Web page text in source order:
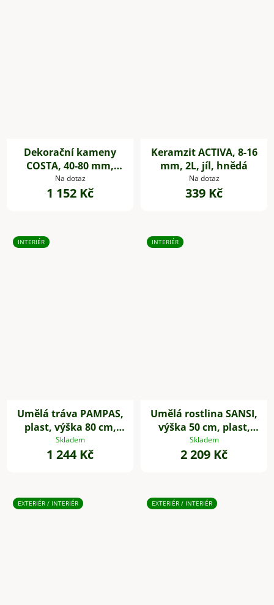
Dekorační kameny
COSTA, 40-80 mm,
plast, šedá
Na dotaz
1 152 Kč
Keramzit ACTIVA, 8-16
mm, 2L, jíl, hnědá
Na dotaz
339 Kč
INTERIÉR
Umělá tráva PAMPAS,
plast, výška 80 cm,
zelená
Skladem
1 244 Kč
INTERIÉR
Umělá rostlina SANSI,
výška 50 cm, plast,
zelená
Skladem
2 209 Kč
EXTERIÉR / INTERIÉR EXTERIÉR / INTERIÉR